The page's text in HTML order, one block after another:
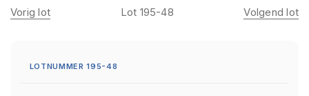
Vorig lot Lot 195-48 Volgend lot
LOTNUMMER 195-48